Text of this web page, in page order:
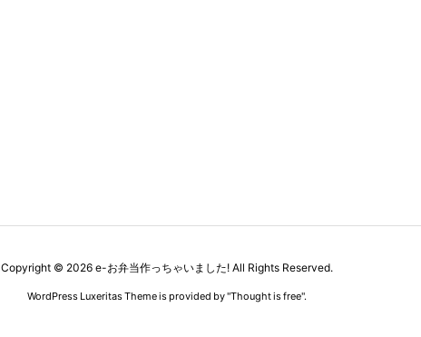
Copyright © 2026 e-お弁当作っちゃいました! All Rights Reserved.
WordPress Luxeritas Theme is provided by "Thought is free".